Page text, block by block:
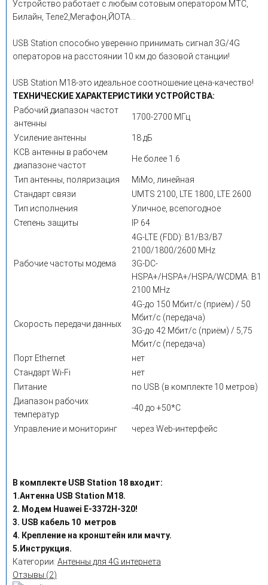
Устройство работает с любым сотовым оператором МТС,
Билайн, Теле2,Мегафон,ЙОТА...
USB Station способно уверенно принимать сигнал 3G/4G
операторов на расстоянии 10 км до базовой станции!
USB Station M18-это идеальное соотношение цена-качество!
ТЕХНИЧЕСКИЕ ХАРАКТЕРИСТИКИ УСТРОЙСТВА:
Рабочий диапазон частот
антенны
1700-2700 МГц
Усиление антенны
18 дБ
КСВ антенны в рабочем
диапазоне частот
Не более 1.6
Тип антенны, поляризация
MiMo, линейная
Стандарт связи
UMTS 2100, LTE 1800, LTE 2600
Тип исполнения
Уличное, всепогодное
Степень защиты
IP 64
Рабочие частоты модема
4G-LTE (FDD): B1/B3/B7
2100/1800/2600 MHz
3G-DC-
HSPA+/HSPA+/HSPA/WCDMA: B1
2100 MHz
Скорость передачи данных
4G-до 150 Мбит/с (приём) / 50
Мбит/с (передача)
3G-до 42 Мбит/с (приём) / 5,75
Мбит/с (передача)
Порт Ethernet
нет
Стандарт Wi-Fi
нет
Питание
по USB (в комплекте 10 метров)
Диапазон рабочих
температур
-40 до +50*С
Управление и мониторинг через Web-интерфейс
В комплекте USB Station 18 входит:
1.Антенна USB Station M18.
2. Модем Huawei E-3372H-320!
3. USB кабель 10 метров
4. Крепление на кронштейн или мачту.
5.Инструкция.
Категории: Антенны для 4G интернета
Отзывы (2)